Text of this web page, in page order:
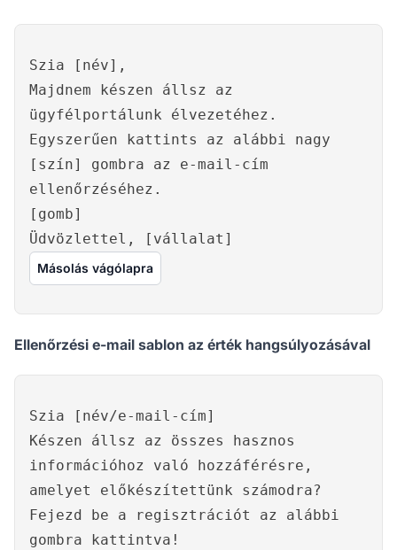
Szia [név],
Majdnem készen állsz az
ügyfélportálunk élvezetéhez.
Egyszerűen kattints az alábbi nagy
[szín] gombra az e-mail-cím
ellenőrzéséhez.
[gomb]
Üdvözlettel, [vállalat]
Másolás vágólapra
Ellenőrzési e-mail sablon az érték hangsúlyozásával
Szia [név/e-mail-cím]
Készen állsz az összes hasznos
információhoz való hozzáférésre,
amelyet előkészítettünk számodra?
Fejezd be a regisztrációt az alábbi
gombra kattintva!